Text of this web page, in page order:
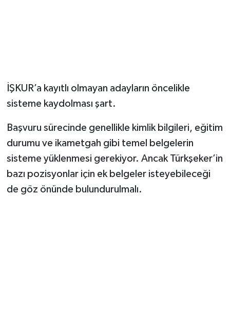
İŞKUR’a kayıtlı olmayan adayların öncelikle
sisteme kaydolması şart.
Başvuru sürecinde genellikle kimlik bilgileri, eğitim
durumu ve ikametgah gibi temel belgelerin
sisteme yüklenmesi gerekiyor. Ancak Türkşeker’in
bazı pozisyonlar için ek belgeler isteyebileceği
de göz önünde bulundurulmalı.